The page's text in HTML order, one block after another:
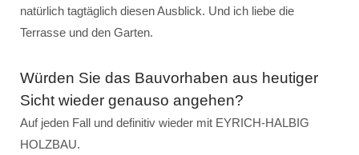
natürlich tagtäglich diesen Ausblick. Und ich liebe die
Terrasse und den Garten.
Würden Sie das Bauvorhaben aus heutiger
Sicht wieder genauso angehen?
Auf jeden Fall und definitiv wieder mit EYRICH-HALBIG
HOLZBAU.